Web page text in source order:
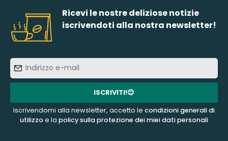
Ricevi le nostre deliziose notizie
iscrivendoti alla nostra newsletter!
e-
mail
ISCRIVITI!😊
Iscrivendomi alla newsletter, accetto le condizioni generali di
utilizzoe la policy sulla protezione dei miei dati personali